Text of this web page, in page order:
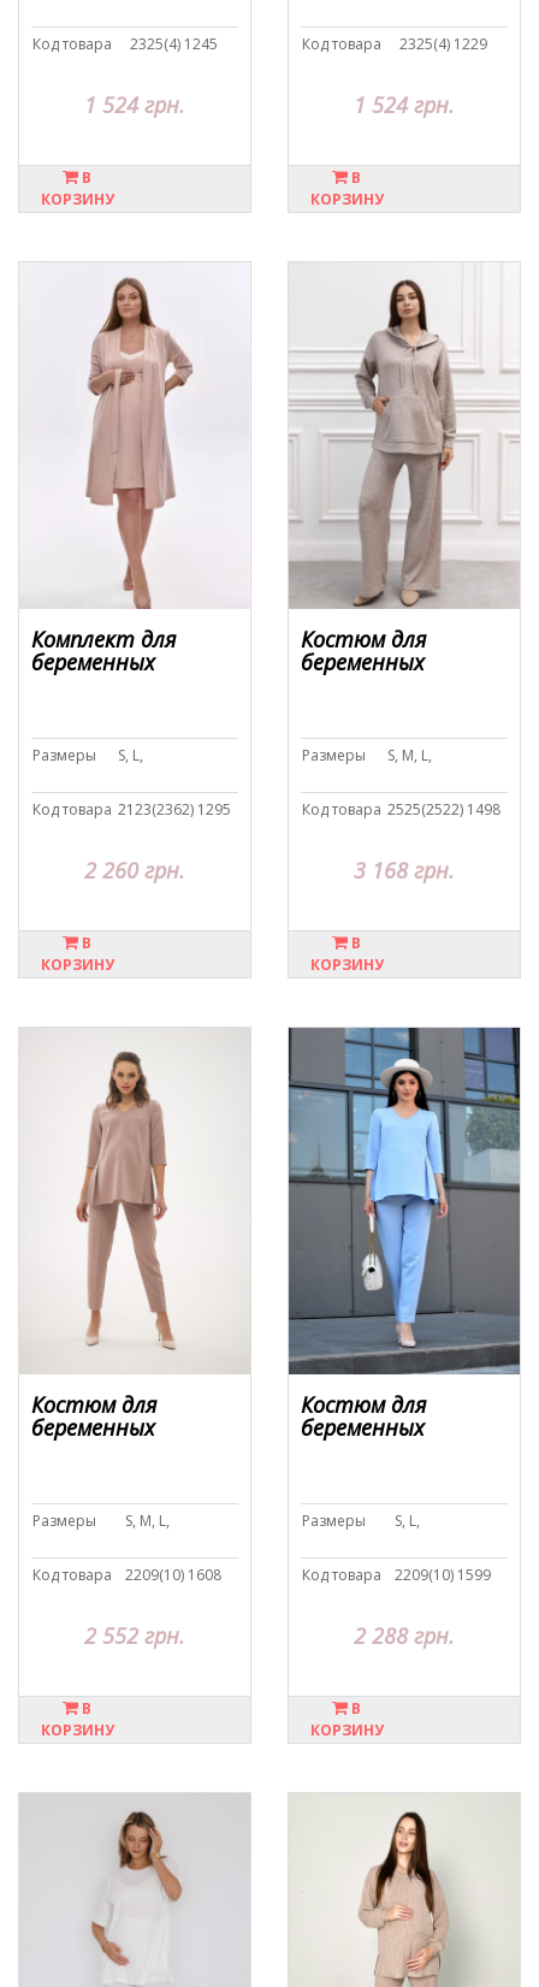
Код товара 2325(4) 1245
1 524 грн.
В
КОРЗИНУ
Код товара 2325(4) 1229
1 524 грн.
В
КОРЗИНУ
Комплект для
беременных
Размеры S, L,
Код товара 2123(2362) 1295
2 260 грн.
В
КОРЗИНУ
Костюм для
беременных
Размеры S, M, L,
Код товара 2525(2522) 1498
3 168 грн.
В
КОРЗИНУ
Костюм для
беременных
Размеры S, M, L,
Код товара 2209(10) 1608
2 552 грн.
В
КОРЗИНУ
Костюм для
беременных
Размеры S, L,
Код товара 2209(10) 1599
2 288 грн.
В
КОРЗИНУ